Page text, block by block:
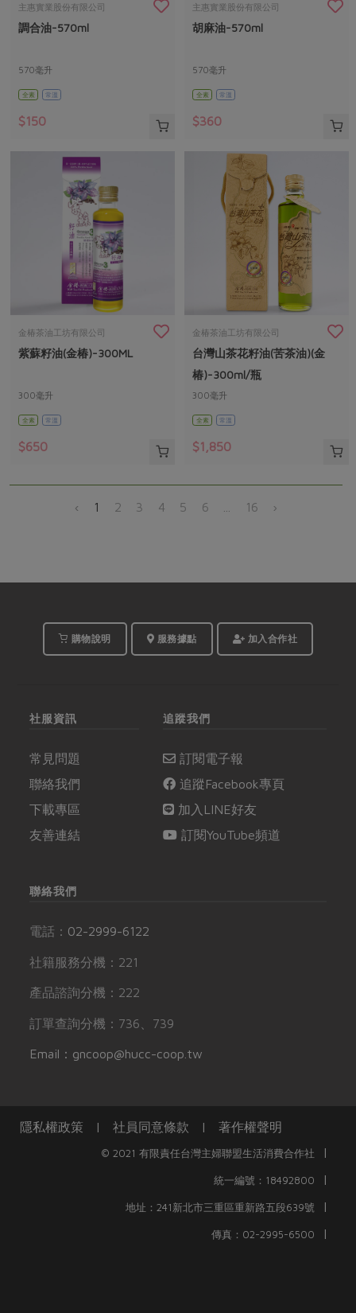
主惠實業股份有限公司
調合油-570ml
570毫升
全素 常溫
$150
主惠實業股份有限公司
胡麻油-570ml
570毫升
全素 常溫
$360
金椿茶油工坊有限公司
紫蘇籽油(金椿)-300ML
300毫升
全素 常溫
$650
金椿茶油工坊有限公司
台灣山茶花籽油(苦茶油)(金
椿)-300ml/瓶
300毫升
全素 常溫
$1,850
‹ 1 2 3 4 5 6 16 ›
購物說明 服務據點 加入合作社
社服資訊
常見問題
聯絡我們
下載專區
友善連結
追蹤我們
訂閱電子報
追蹤Facebook專頁
加入LINE好友
訂閱YouTube頻道
聯絡我們
電話： 02-2999-6122
社籍服務分機：221
產品諮詢分機：222
訂單查詢分機：736、739
Email：gncoop@hucc-coop.tw
隱私權政策 | 社員同意條款 | 著作權聲明
© 2021 有限責任台灣主婦聯盟生活消費合作社 |
統一編號：18492800 |
地址：241新北市三重區重新路五段639號 |
傳真：02-2995-6500 |